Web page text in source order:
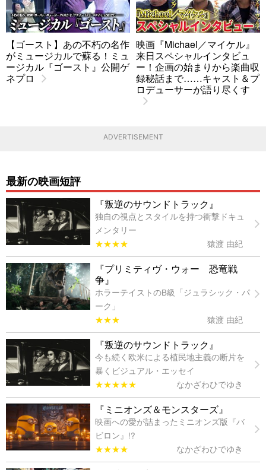
【ゴースト】あの不朽の名作
がミュージカルで蘇る！ミュ
ージカル『ゴースト』公開ゲ
ネプロ
映画『Michael／マイケル』
来日スペシャルインタビュ
ー！企画の始まりから楽曲収
録秘話まで……キャスト＆プ
ロデューサーが語り尽くす
ADVERTISEMENT
最新の映画短評
『叛逆のサウンドトラック』
独自の視点とスタイルを持つ衝撃ドキュ
メンタリー
★★★★
猿渡 由紀
『プリミティヴ・ウォー 恐竜戦
争』
ホラーテイストのB級「ジュラシック・パ
ーク」
★★★
猿渡 由紀
『叛逆のサウンドトラック』
今も続く欧米による植民地主義の断片を
暴くビジュアル・エッセイ
★★★★★
なかざわひでゆき
『ミニオンズ＆モンスターズ』
映画への愛が詰まったミニオンズ版『バ
ビロン』!?
★★★★
なかざわひでゆき